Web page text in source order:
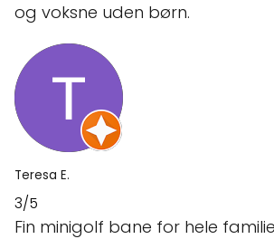
og voksne uden børn.
Teresa E.
3/5
Fin minigolf bane for hele